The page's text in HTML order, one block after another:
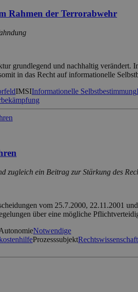
Rahmen der Terrorabwehr
grundlegend und nachhaltig
in das Recht auf informationelle
IMSIInformationelle Selbstbestimmung
zugleich ein Beitrag zur Stärkung des
vom 25.7.2000, 22.11.2001
über eine mögliche
Notwendige
ProzesssubjektRechtswissenschaft